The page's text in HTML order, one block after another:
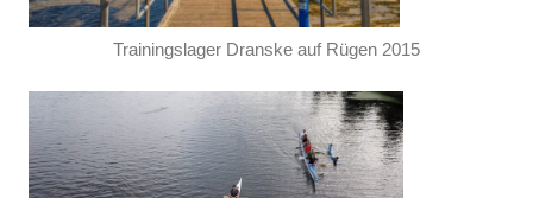
Trainingslager Dranske auf Rügen 2015